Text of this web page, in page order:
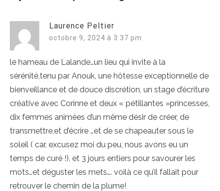
Laurence Peltier
octobre 9, 2024 à 3:37 pm
le hameau de Lalande…un lieu qui invite à la
sérénité,tenu par Anouk, une hôtesse exceptionnelle de
bienveillance et de douce discrétion, un stage d’écriture
créative avec Corinne et deux « pétillantes »princesses,
dix femmes animées d’un même désir de créer, de
transmettre,et d’écrire …et de se chapeauter sous le
soleil ( car, excusez moi du peu, nous avons eu un
temps de curé !), et 3 jours entiers pour savourer les
mots…et déguster les mets…. voilà ce qu’il fallait pour
retrouver le chemin de la plume!